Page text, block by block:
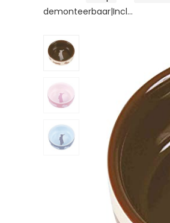
demonteerbaar|Incl…